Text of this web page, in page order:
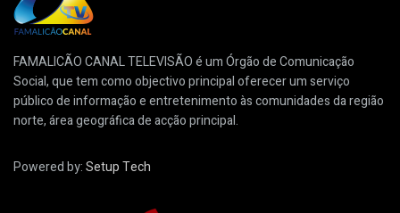
FAMALICÃO CANAL TELEVISÃO é um Órgão de Comunicação
Social, que tem como objectivo principal oferecer um serviço
público de informação e entretenimento às comunidades da região
norte, área geográfica de acção principal.
Powered by:Setup Tech